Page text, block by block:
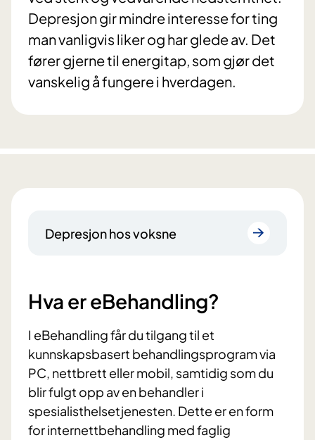
Depresjon gir mindre interesse for ting
man vanligvis liker og har glede av. Det
fører gjerne til energitap, som gjør det
vanskelig å fungere i hverdagen.
Depresjon hos voksne
Hva er eBehandling?
I eBehandling får du tilgang til et
kunnskapsbasert behandlingsprogram via
PC, nettbrett eller mobil, samtidig som du
blir fulgt opp av en behandler i
spesialisthelsetjenesten. Dette er en form
for internettbehandling med faglig